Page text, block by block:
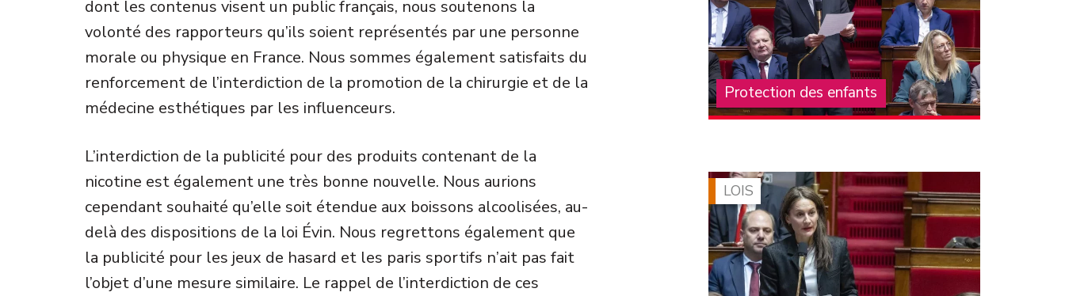
dont les contenus visent un public français, nous soutenons la
volonté des rapporteurs qu’ils soient représentés par une personne
morale ou physique en France. Nous sommes également satisfaits du
renforcement de l’interdiction de la promotion de la chirurgie et de la
médecine esthétiques par les influenceurs.
L’interdiction de la publicité pour des produits contenant de la
nicotine est également une très bonne nouvelle. Nous aurions
cependant souhaité qu’elle soit étendue aux boissons alcoolisées, au-
delà des dispositions de la loi Évin. Nous regrettons également que
la publicité pour les jeux de hasard et les paris sportifs n’ait pas fait
l’objet d’une mesure similaire. Le rappel de l’interdiction de ces
Protection des enfants
La crise structurelle de la protection de
documentée depuis de (…)
LOIS